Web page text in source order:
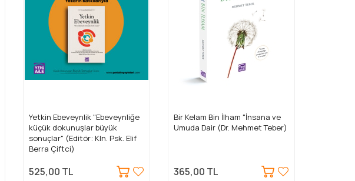
Yetkin Ebeveynlik "Ebeveynliğe
küçük dokunuşlar büyük
sonuçlar" (Editör: Kln. Psk. Elif
Berra Çiftci)
525,00 TL
Bir Kelam Bin İlham "İnsana ve
Umuda Dair (Dr. Mehmet Teber)
365,00 TL